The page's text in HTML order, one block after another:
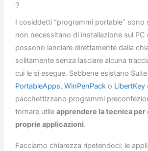
?
I cosiddetti “programmi portable” sono
non necessitano di installazione sul PC
possono lanciare direttamente dalla
solitamente senza lasciare alcuna
cui le si esegue. Sebbene esistano
PortableApps,WinPenPack o LibertKey
pacchettizzano programmi
tornare utileapprendere la tecnica per
proprie applicazioni.
Facciamo chiarezza ripetendoci: le